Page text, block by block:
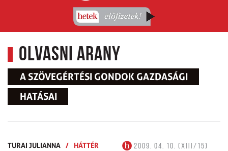
Olvasni arany
A SZÖVEGÉRTÉSI GONDOK GAZDASÁGI
HATÁSAI
TURAI JULIANNA / HÁTTÉR
2009. 04. 10. (XIII/15)